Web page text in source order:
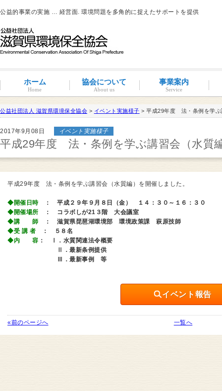
公益的事業の実施 … 経営面. 環境問題を多角的に捉えたサポートを提供
ホーム
Home
協会について
About us
概要と沿革
組織図・役員紹介
情報公開
コンプライアンス
事業案内
Service
コンプライアンス支援
地域連携事業
環境負荷低減活動支援
環境経営の支援
事業サポート
水処理分科会
滋賀環境管理アドバイザー
派遣事業
水質
大気
土壌汚染
産業廃棄物
騒音・振動・悪臭防止
省エネルギー
ISO14001
その他
滋賀県条例関係
有機物分解装置
自動手洗い乾燥装置
新クリラック処理
会員一覧
入会案内
会員の特典
公益社団法人 滋賀県環境保全協会 > イベント実施様子 > 平成29年度 法・条例を学ぶ
2017年9月08日 イベント実施様子
平成29年度 法・条例を学ぶ講習会（水質
平成29年度 法・条例を学ぶ講習会（水質編）を開催しました。
◆開催日時： 平成２ ９年 ９ 月 ８ 日（金） １ ４ ：３０～１６： ３０
◆開催場所 ： コラボしが21 ３階大会議室
◆講 師 ： 滋賀県琵琶湖環境部
環境政策課 萩原技師
◆受 講 者 ： ５８ 名
◆内 容 ： Ⅰ．水質関連法令概要
Ⅱ．最新条例提供
Ⅲ．最新事例 等
イベント報告
«前のページへ 一覧へ